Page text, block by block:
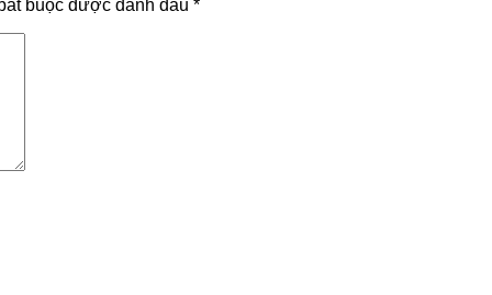
buộc được đánh dấu *